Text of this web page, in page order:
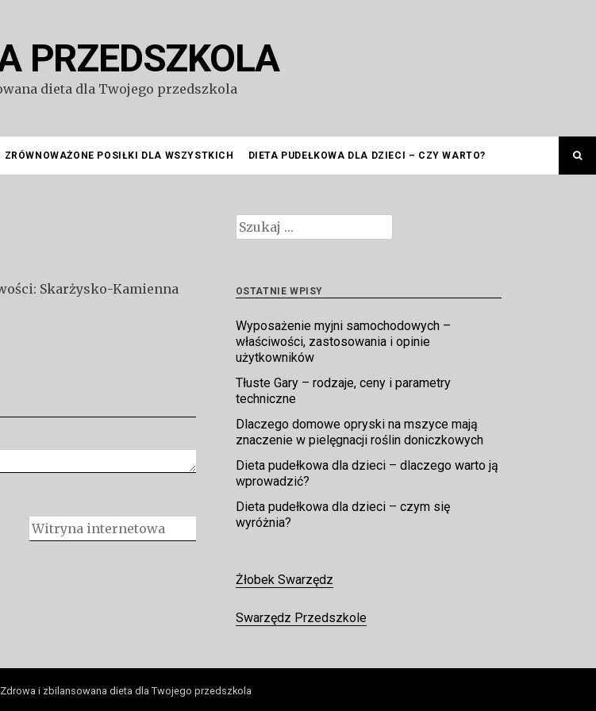
PRZEDSZKOLA
dieta dla Twojego przedszkola
POSIŁKI DLA WSZYSTKICH DIETA PUDEŁKOWA DLA DZIECI – CZY WARTO?
Skarżysko-Kamienna
Szukaj:
OSTATNIE WPISY
Wyposażenie myjni samochodowych –
właściwości, zastosowania i opinie
użytkowników
Tłuste Gary – rodzaje, ceny i parametry
techniczne
Dlaczego domowe opryski na mszyce mają
znaczenie w pielęgnacji roślin doniczkowych
Dieta pudełkowa dla dzieci – dlaczego warto ją
wprowadzić?
Dieta pudełkowa dla dzieci – czym się
wyróżnia?
Żłobek Swarzędz
Swarzędz Przedszkole
| Zdrowa i zbilansowana dieta dla Twojego przedszkola